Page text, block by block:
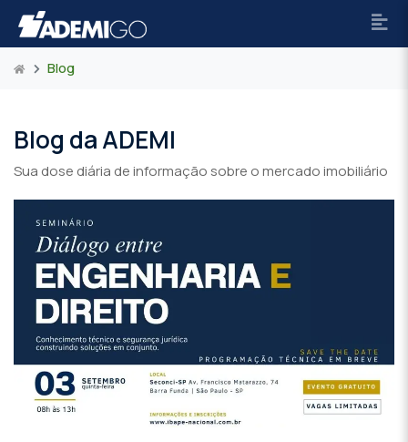
Blog
Blog da ADEMI
Sua dose diária de informação sobre o mercado imobiliário